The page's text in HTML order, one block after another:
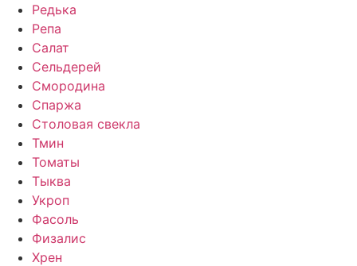
Редька
Репа
Салат
Сельдерей
Смородина
Спаржа
Столовая свекла
Тмин
Томаты
Тыква
Укроп
Фасоль
Физалис
Хрен